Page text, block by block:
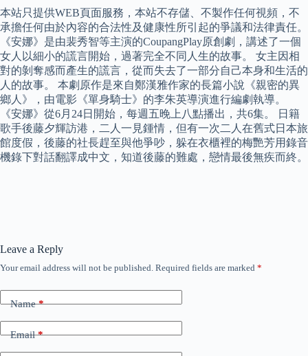
本站只提供WEB頁面服務，本站不存儲、不製作任何視頻，不
承擔任何由於內容的合法性及健康性所引起的爭議和法律責任。
《安娜》是由裴秀智等主演的CoupangPlay原創劇，講述了一個
女人以細小的謊言開始，過著完全不同人生的故事。 女主因相
對的剝奪感而產生的謊言，從而失去了一部分自己本身和生活的
人的故事。 本劇原作是來自鄭漢雅作家的長篇小說《親密的異
鄉人》，由電影《單身騎士》的李朱英導演進行編劇執導。
《安娜》從6月24日開始，每週五晚上八點播出，共6集。 日籍
歌手後藤夕輝訪港，二人一見鍾情，但有一次二人在舊式日本旅
館度假，後藤的社長趕至與他爭吵，躲在衣櫃裡的梅艷芳用錄音
機錄下對話翻譯成中文，知道後藤的難處，戀情最後無疾而終。
Leave a Reply
Your email address will not be published. Required fields are marked *
Name*
Email*